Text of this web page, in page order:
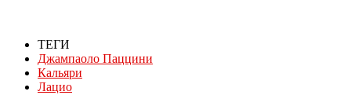
ТЕГИ
Джампаоло Паццини
Кальяри
Лацио